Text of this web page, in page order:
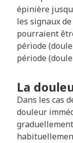
épinière
les signaux
pourraient
période
période
La
Dans les cas
douleur